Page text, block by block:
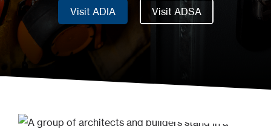
Visit ADIA
Visit ADIA
Visit ADSA
Visit ADSA